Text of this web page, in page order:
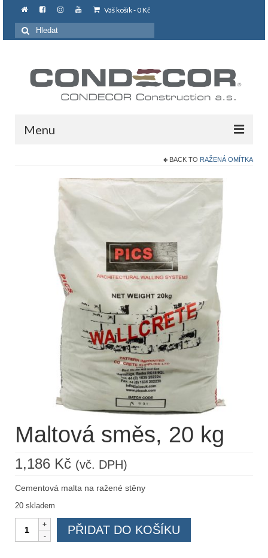
Váš košík- 0Kč
Search
for:
Menu
Užitečné informace
RAŽENÁ OMÍTKA
Ražená omítka – Použité výrobky
RAŽENÝ BETON
Ražený beton – Použité výrobky
ŠKOLENÍ
FOTOGALERIE
Realizace
KONTAKTY
ESHOP
BACK TO RAŽENÁ OMÍTKA
Maltová směs, 20 kg
1,186 Kč (vč. DPH)
Cementová malta na ražené stěny
20 skladem
Maltová
směs,
PŘIDAT DO KOŠÍKU